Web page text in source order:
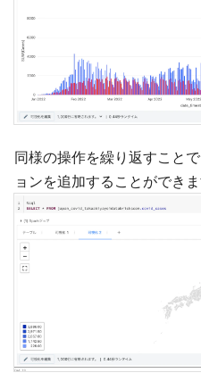
同様の操作を繰り返すこと
ョンを追加することができま